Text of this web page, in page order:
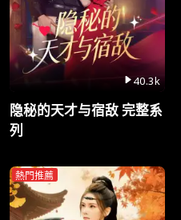
40.3k
隐秘的天才与宿敌 完整系
列
熱門推薦